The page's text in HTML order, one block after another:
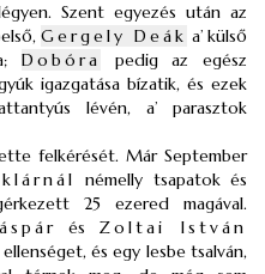
Szent egyezés után az
Gergely Deák a’ külső
Dobóra
pedig az egész
igazgatása bízatik, és ezek
lévén, a’ parasztok
felkérését. Már September
némelly tsapatok és
25 ezered magával.
és Zoltai István
és egy lesbe tsalván,